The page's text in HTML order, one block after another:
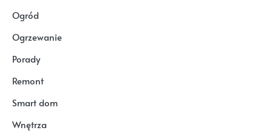
Ogród
Ogrzewanie
Porady
Remont
Smart dom
Wnętrza